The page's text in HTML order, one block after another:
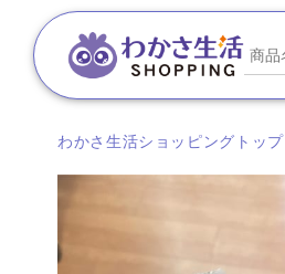
わかさ生活ショッピングトップ